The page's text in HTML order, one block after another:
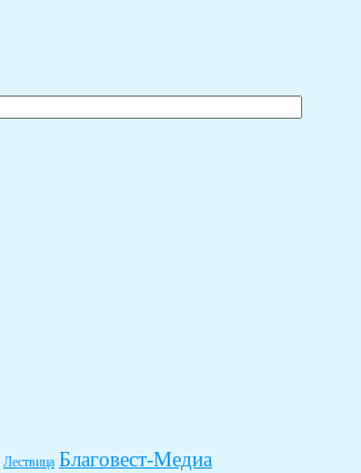
Лествица Благовест-Медиа